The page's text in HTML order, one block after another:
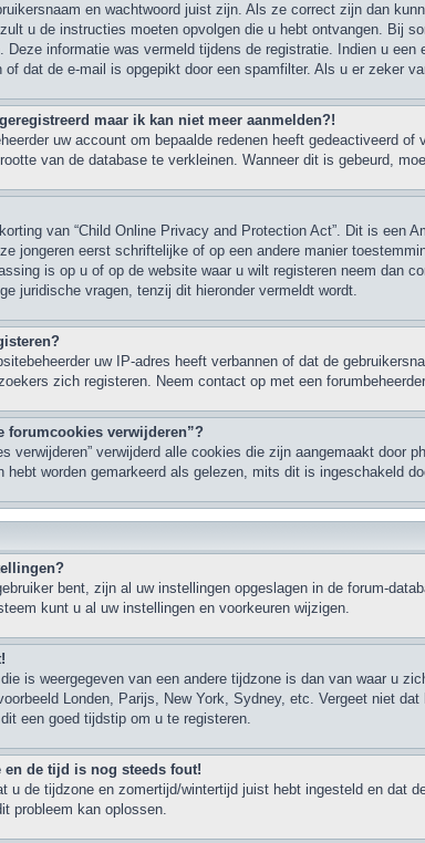
en wachtwoord juist zijn. Als ze correct zijn dan
u de instructies moeten opvolgen die u hebt ontvangen. Bij
Deze informatie was vermeld tijdens de registratie. Indien u
of dat de e-mail is opgepikt door een spamfilter. Als u er zeker
maar ik kan niet meer aanmelden?!
uw account om bepaalde redenen heeft gedeactiveerd
van de database te verkleinen. Wanneer dit is gebeurd,
van “Child Online Privacy and Protection Act”. Dit is een
jongeren eerst schriftelijke of op een andere manier
is op u of op de website waar u wilt registeren neem dan
juridische vragen, tenzij dit hieronder vermeldt wordt.
uw IP-adres heeft verbannen of dat de
zich registeren. Neem contact op met een
forumcookies verwijderen”?
verwijderen” verwijderd alle cookies die zijn aangemaakt
hebt worden gemarkeerd als gelezen, mits dit is ingeschakeld
bent, zijn al uw instellingen opgeslagen in de forum-
kunt u al uw instellingen en voorkeuren wijzigen.
is weergegeven van een andere tijdzone is dan van waar u
Londen, Parijs, New York, Sydney, etc. Vergeet niet
een goed tijdstip om u te registeren.
de tijd is nog steeds fout!
u de tijdzone en zomertijd/wintertijd juist hebt ingesteld en dat
probleem kan oplossen.